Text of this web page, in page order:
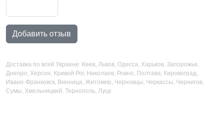
Добавить отзыв
Доставка по всей Украине: Киев, Львов, Одесса, Харьков, Запорожье,
Днепро, Херсон, Кривой Рог, Николаев, Ровно, Полтава, Кировоград,
Ивано-Франковск, Винница, Житомир, Черновцы, Черкассы, Чернигов,
Сумы, Хмельницкий, Тернополь, Луцк